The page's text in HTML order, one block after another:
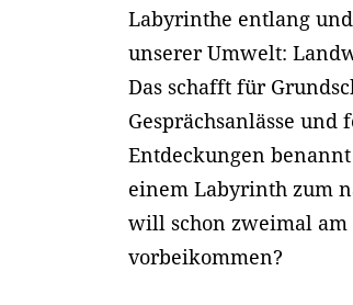
Labyrinthe entlang
unserer Umwelt:
Das schafft für
Gesprächsanlässe
Entdeckungen
einem Labyrinth zum
will schon zweimal am
vorbeikommen?